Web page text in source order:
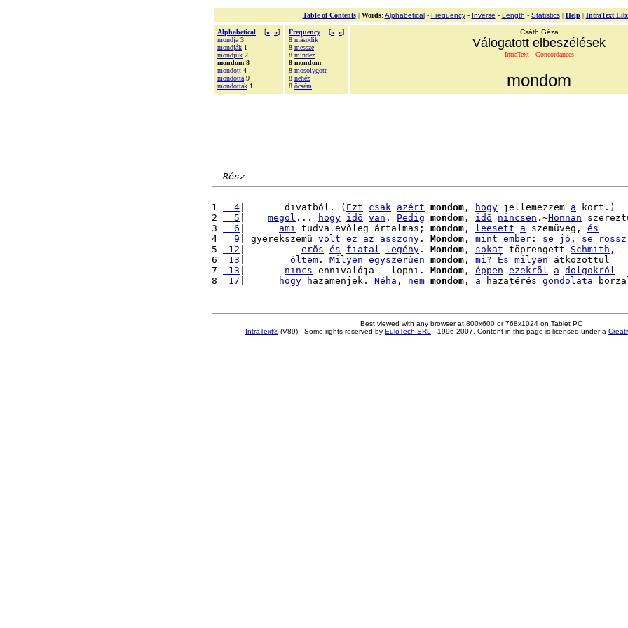
Table of Contents| Words: Alphabetical- Frequency- Inverse - Length - Statistics| Help| IntraText
Alphabetical [« »]
mondja 3
mondják 1
mondjuk 2
mondom 8
mondott 4
mondotta 9
mondották 1
Frequency [« »]
8 második
8 messze
8 mindez
8 mondom
8 mosolygott
8 nehéz
8 öcsém
Csáth Géza
Válogatott elbeszélések
IntraText - Concordances
mondom
Rész
1
  4
|       divatból. ( Ezt csak azért mondom , hogy jellemezzem a kort.)
2
  5
megöl ... hogy idõ van . Pedig mondom , idõ nincsen .~Honnan
3
  6
ami tudvalevõleg ártalmas; mondom , leesett a szemüveg, és
4
  9
| gyerekszemû volt ez az asszony . Mondom , mint ember : se jó , se rossz
5
12 erõs és fiatal legény . Mondom , sokat töprengett Schmith ,
6
13 öltem . Milyen egyszerûen mondom , mi? És milyen átkozottul
7
13 nincs ennivalója - lopni. Mondom , éppen ezekrõl a dolgokról
8
17 hogy hazamenjek. Néha , nem mondom , a hazatérés gondolata
Best viewed with any browser at 800x600 or 768x1024 on Tablet PC
IntraText®(V89) - Some rights reserved by EuloTech SRL - 1996-2007. Content in this page is licensed under a